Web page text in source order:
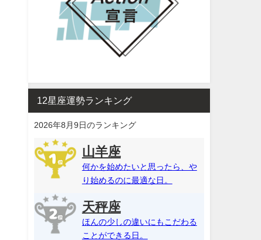
12星座運勢ランキング
2026年8月9日のランキング
山羊座
何かを始めたいと思ったら、や
り始めるのに最適な日。
天秤座
ほんの少しの違いにもこだわる
ことができる日。